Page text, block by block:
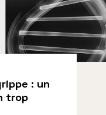
: un
trop